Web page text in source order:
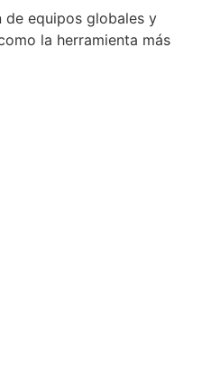
de equipos globales y
la herramienta más